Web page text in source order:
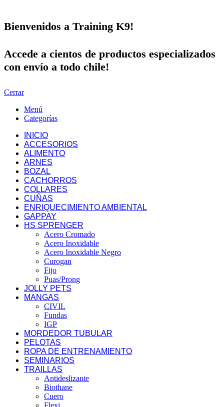
Bienvenidos a Training K9!
Accede a cientos de productos especializados
con envío a todo chile!
Cerrar
Menú
Categorías
INICIO
ACCESORIOS
ALIMENTO
ARNES
BOZAL
CACHORROS
COLLARES
CUÑAS
ENRIQUECIMIENTO AMBIENTAL
GAPPAY
HS SPRENGER
Acero Cromado
Acero Inoxidable
Acero Inoxidable Negro
Curogan
Fijo
Puas/Prong
JOLLY PETS
MANGAS
CIVIL
Fundas
IGP
MORDEDOR TUBULAR
PELOTAS
ROPA DE ENTRENAMIENTO
SEMINARIOS
TRAILLAS
Antideslizante
Biothane
Cuero